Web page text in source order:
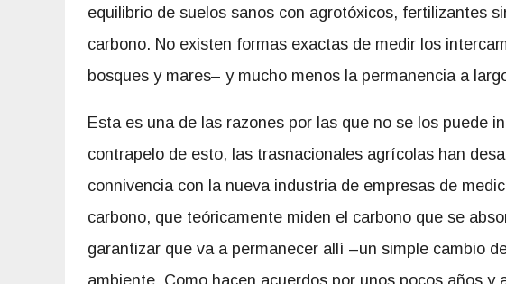
equilibrio de suelos sanos con agrotóxicos, fertilizantes
carbono. No existen formas exactas de medir los
bosques y mares– y mucho menos la permanencia a
Esta es una de las razones por las que no se los puede
contrapelo de esto, las trasnacionales agrícolas han
connivencia con la nueva industria de empresas de
carbono, que teóricamente miden el carbono que se
garantizar que va a permanecer allí –un simple cambio
ambiente. Como hacen acuerdos por unos pocos años